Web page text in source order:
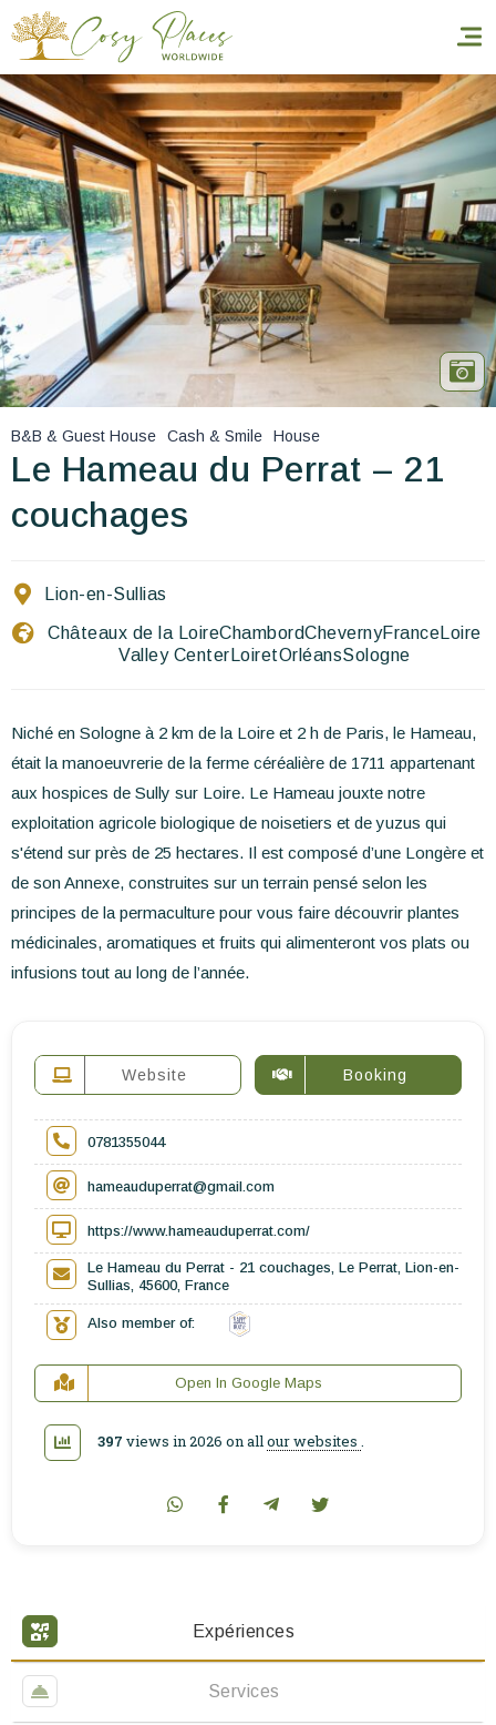
Homepage
Book a stay
Our Worldwide collection
World’s Best Hotels
Take you away
Thematic Stays
Health & Safety
Contact Us
B&B & Guest House Cash & Smile House
Le Hameau du Perrat – 21
couchages
Lion-en-Sullias
Châteaux de la LoireChambordChevernyFranceLoire
Valley Center LoiretOrléansSologne
Niché en Sologne à 2 km de la Loire et 2 h de Paris, le Hameau,
était la manoeuvrerie de la ferme céréalière de 1711 appartenant
aux hospices de Sully sur Loire. Le Hameau jouxte notre
exploitation agricole biologique de noisetiers et de yuzus qui
s'étend sur près de 25 hectares. Il est composé d’une Longère et
de son Annexe, construites sur un terrain pensé selon les
principes de la permaculture pour vous faire découvrir plantes
médicinales, aromatiques et fruits qui alimenteront vos plats ou
infusions tout au long de l’année.
Expériences
Services
Website Booking
0781355044
hameauduperrat@gmail.com
https://www.hameauduperrat.com/
Le Hameau du Perrat - 21 couchages, Le Perrat, Lion-en-
Sullias, 45600, France
Also member of:
Open In Google Maps
397 views in 2026 on allour websites .